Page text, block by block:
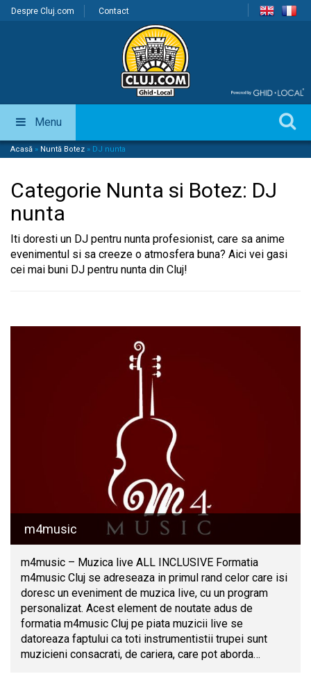
Despre Cluj.com Contact
Menu
Acasă » Nuntă Botez » DJ nunta
Categorie Nunta si Botez: DJ
nunta
Iti doresti un DJ pentru nunta profesionist, care sa anime
evenimentul si sa creeze o atmosfera buna? Aici vei gasi
cei mai buni DJ pentru nunta din Cluj!
m4music
m4music – Muzica live ALL INCLUSIVE Formatia
m4music Cluj se adreseaza in primul rand celor care isi
doresc un eveniment de muzica live, cu un program
personalizat. Acest element de noutate adus de
formatia m4music Cluj pe piata muzicii live se
datoreaza faptului ca toti instrumentistii trupei sunt
muzicieni consacrati, de cariera, care pot aborda…